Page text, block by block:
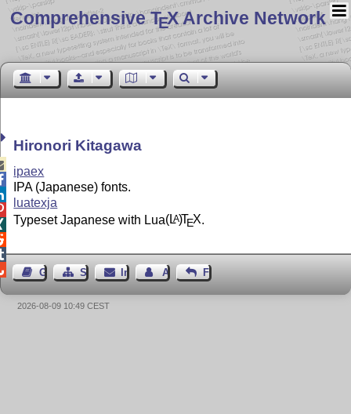
Comprehensive TEX Archive Network
Hironori Kitagawa
ipaex
IPA (Japanese) fonts.
luatexja
Typeset Japanese with Lua(LA)TEX
GästebuchSeiten-Struktur
ImpressumAutor kontaktieren
Feedback
2026-08-09 10:49 CEST